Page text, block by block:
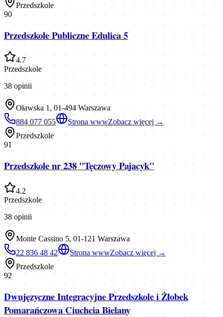
Przedszkole
90
Przedszkole Publiczne Edulica 5
4.7
Przedszkole
38 opinii
Oławska 1, 01-494 Warszawa
884 077 055
Strona wwwZobacz więcej →
Przedszkole
91
Przedszkole nr 238 "Tęczowy Pajacyk"
4.2
Przedszkole
38 opinii
Monte Cassino 5, 01-121 Warszawa
22 836 48 42
Strona wwwZobacz więcej →
Przedszkole
92
Dwujęzyczne Integracyjne Przedszkole i Żłobek
Pomarańczowa Ciuchcia Bielany